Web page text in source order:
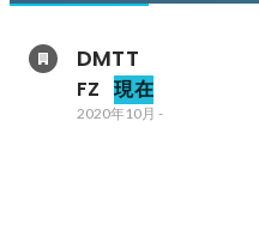
DMTT
FZ 現在
2020年10月 -